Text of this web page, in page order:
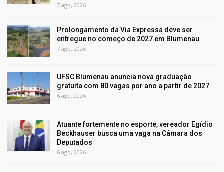
7 ago, 2026
Prolongamento da Via Expressa deve ser
entregue no começo de 2027 em Blumenau
7 ago, 2026
UFSC Blumenau anuncia nova graduação
gratuita com 80 vagas por ano a partir de 2027
6 ago, 2026
Atuante fortemente no esporte, vereador Egídio
Beckhauser busca uma vaga na Câmara dos
Deputados
6 ago, 2026